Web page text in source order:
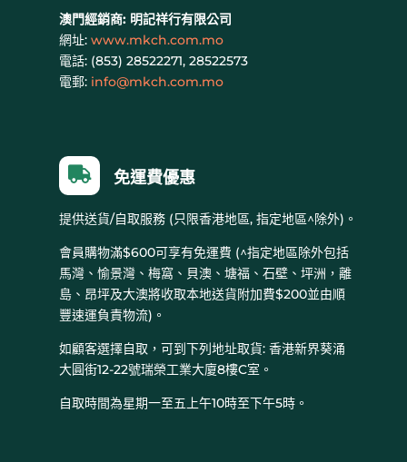
澳門經銷商: 明記祥行有限公司
網址: www.mkch.com.mo
電話: (853) 28522271, 28522573
電郵: info@mkch.com.mo
 免運費優惠
提供送貨/自取服務 (只限香港地區, 指定地區^除外)。
會員購物滿$600可享有免運費 (^指定地區除外包括
馬灣、愉景灣、梅窩、貝澳、塘福、石壁、坪洲，離
島、昂坪及大澳將收取本地送貨附加費$200並由順
豐速運負責物流)。
如顧客選擇自取，可到下列地址取貨: 香港新界葵涌
大圓街12-22號瑞榮工業大廈8樓C室。
自取時間為星期一至五上午10時至下午5時。